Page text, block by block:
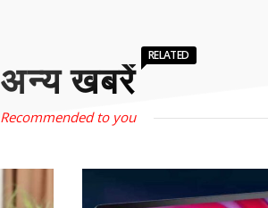
अन्य खबरें
RELATED
Recommended to you